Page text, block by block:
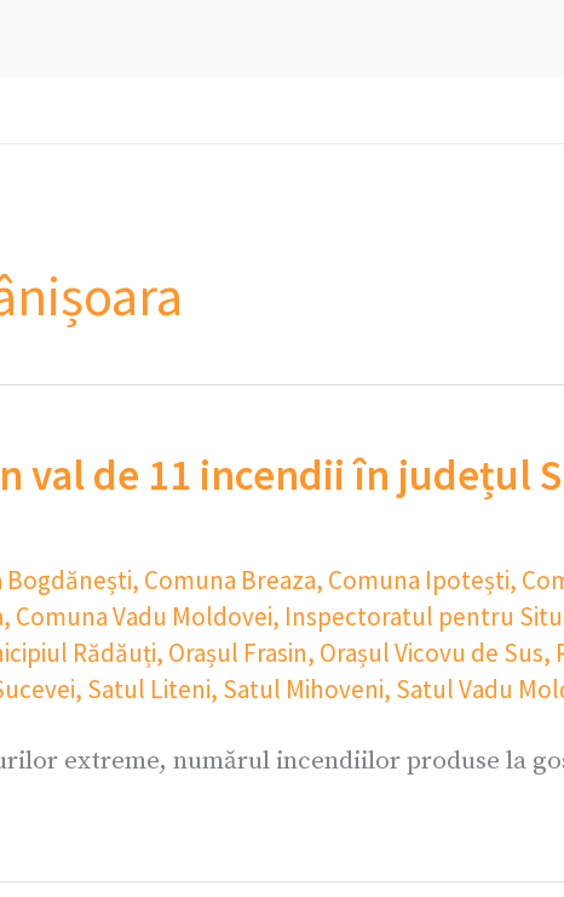
val de 11 incendii în județul
Bogdănești, Comuna Breaza, Comuna Ipotești,
, Comuna Vadu Moldovei, Inspectoratul pentru
Rădăuți, Orașul Frasin, Orașul Vicovu de Sus,
, Satul Liteni, Satul Mihoveni, Satul Vadu
extreme, numărul incendiilor produse la